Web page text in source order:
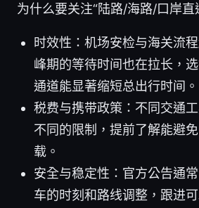
为什么要关注“陆路/海路/口岸直
时效性：机场安检与海关流
峰期的等待时间也在拉长，
通道能显著缩短总出行时间。
税费与携带政策：不同交通
不同的限制，提前了解能避
载。
安全与稳定性：官方公告通
车的时刻和路线调整，跟进